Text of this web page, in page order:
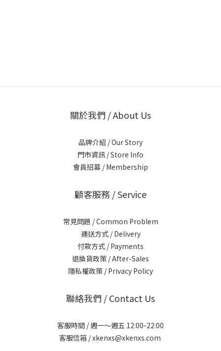
關於我們 / About Us
品牌介紹 / Our Story
門市資訊 / Store Info
會員招募 / Membership
顧客服務 / Service
常見問題 / Common Problem
運送方式 / Delivery
付款方式 / Payments
退換貨政策 / After-Sales
隱私權政策 / Privacy Policy
聯絡我們 / Contact Us
客服時間 / 週一～週五 12:00-22:00
客服信箱 / xkenxs@xkenxs.com